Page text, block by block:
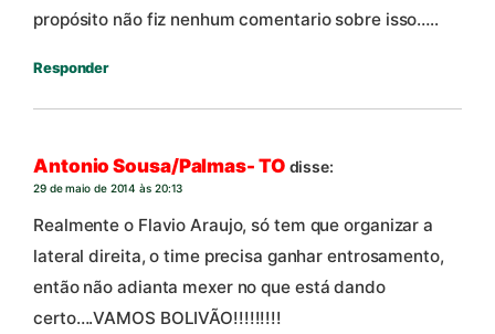
propósito não fiz nenhum comentario sobre isso…..
Responder
Antonio Sousa/Palmas- TO disse:
29 de maio de 2014 às 20:13
Realmente o Flavio Araujo, só tem que organizar a
lateral direita, o time precisa ganhar entrosamento,
então não adianta mexer no que está dando
certo….VAMOS BOLIVÃO!!!!!!!!!